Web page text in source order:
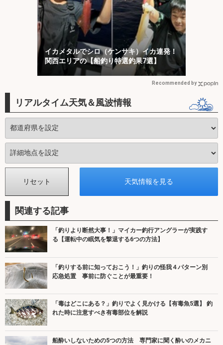
イカメタルでシロ（ケンサキ）イカ連発！
関西エリアの【船釣り特選釣果7選】
Recommended by
リアルタイム天気＆風波情報
関連する記事
「釣りより断然大事！」マイカー釣行アングラーが実践す
る【運転中の眠気を撃退する6つの方法】
「釣りする前に知っておこう！」釣りの怪我４パターン別
応急処置 事前に防ぐことが最重要！
「毒はどこにある？」釣りでよく見かける【有毒魚5選】 釣
れた時に注意すべき有毒部位を解説
船酔いしないための5つの方法 専門家に聞く酔いのメカニ